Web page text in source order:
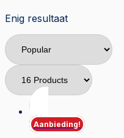
Enig resultaat
Aanbieding!